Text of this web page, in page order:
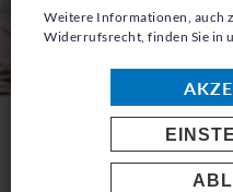
Weitere Informationen, auch
Widerrufsrecht, finden Sie in
Füchtlinge